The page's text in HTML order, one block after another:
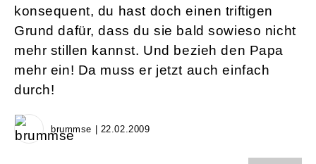
konsequent, du hast doch einen triftigen
Grund dafür, dass du sie bald sowieso nicht
mehr stillen kannst. Und bezieh den Papa
mehr ein! Da muss er jetzt auch einfach
durch!
brummse | 22.02.2009